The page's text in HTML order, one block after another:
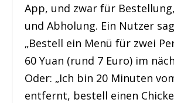
App, und zwar für
und Abholung. Ein Nutzer
„Bestell ein Menü für zwei
60 Yuan (rund 7 Euro) im
Oder: „Ich bin 20 Minuten
entfernt, bestell einen